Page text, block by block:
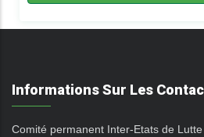
Informations Sur Les
Comité permanent Inter-Etats de